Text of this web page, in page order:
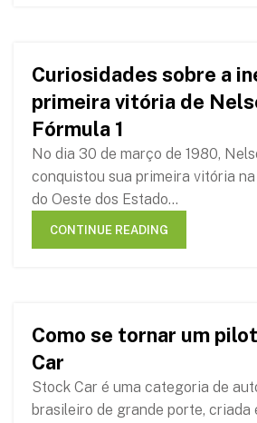
MAR
Curiosidades sobre a
primeira vitória de
Fórmula 1
No dia 30 de março de 1980,
conquistou sua primeira vitória na
do Oeste dos Estado...
CONTINUE READING
MAR
Como se tornar um
Car
Stock Car é uma categoria de
brasileiro de grande porte, criada